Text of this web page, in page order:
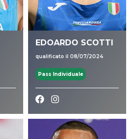
EDOARDO SCOTTI
qualificato il 08/07/2024
Pass Individuale